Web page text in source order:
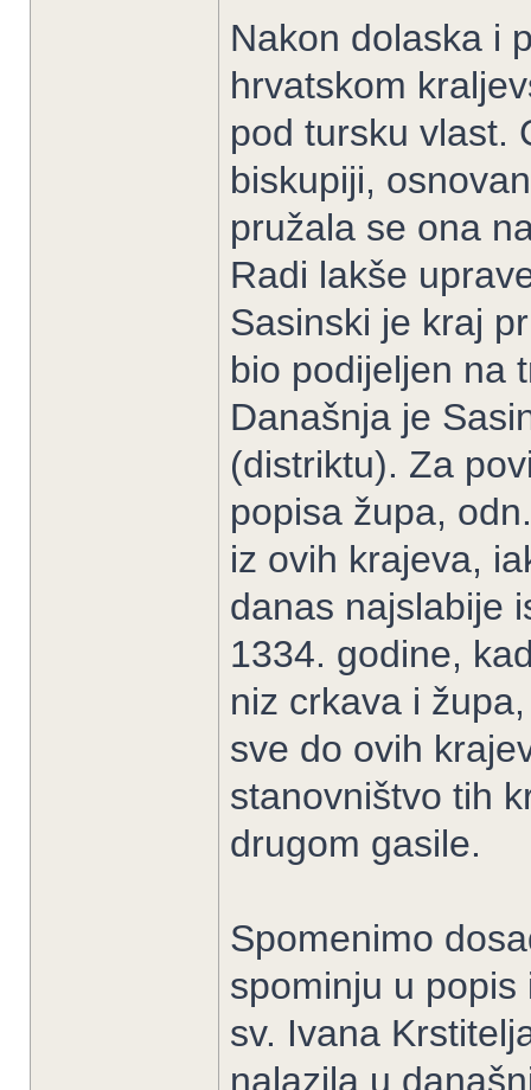
Nakon dolaska i
hrvatskom
pod tursku vlast.
biskupiji,
pružala se ona
Radi lakše
Sasinski je kraj
bio podijeljen na
Današnja je
(distriktu). Za
popisa župa,
iz ovih krajeva,
danas najslabije
1334. godine,
niz crkava i
sve do ovih
stanovništvo tih
drugom gasile.
Spomenimo
spominju u popis
sv. Ivana
nalazila u